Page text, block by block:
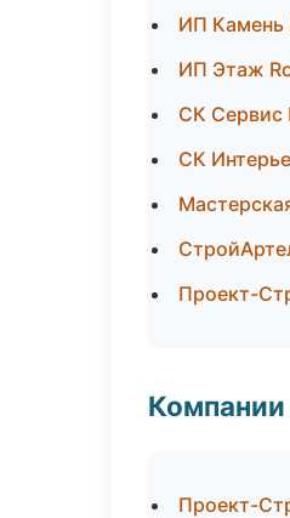
ИП Камень
ИП Этаж
СК Сервис
СК
Проект-
Компании
Проект-